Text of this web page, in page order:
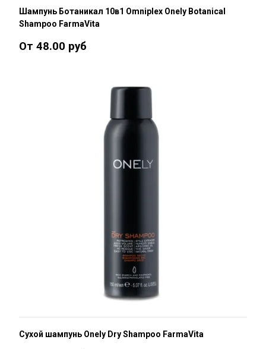
Шампунь Ботаникал 10в1 Omniplex Onely Botanical
Shampoo FarmaVita
От 48.00 руб
Сухой шампунь Onely Dry Shampoo FarmaVita